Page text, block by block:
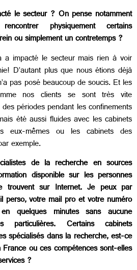
le secteur ? On pense notamment
physiquement certains
ou simplement un contretemps ?
a impacté le secteur mais rien à voir
D’autant plus que nous étions déjà
pas posé beaucoup de soucis. Et les
nos clients se sont très vite
périodes pendant les confinements
été aussi fluides avec les cabinets
eux-mêmes ou les cabinets des
exemple.
de la recherche en sources
disponible sur les personnes
trouvent sur Internet. Je peux par
perso, votre mail pro et votre numéro
quelques minutes sans aucune
particulières. Certains cabinets
spécialisés dans la recherche, est-ce
ou ces compétences sont-elles
?